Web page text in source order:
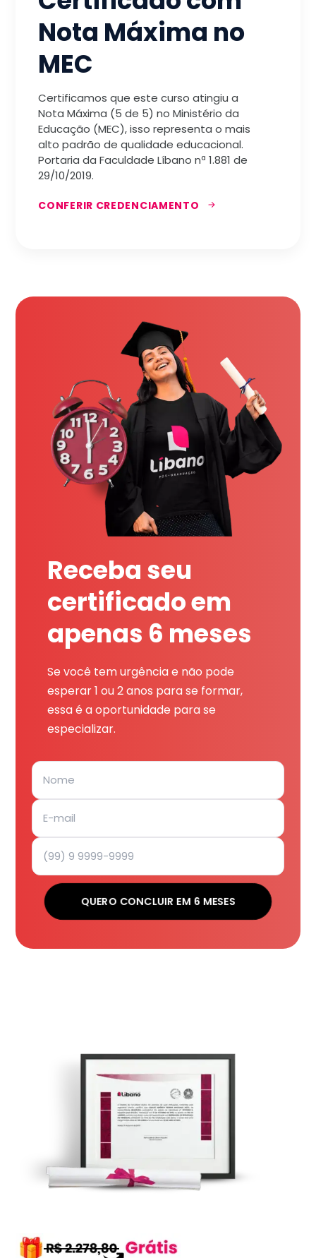
Nota Máxima no
MEC
Certificamos que este curso atingiu a
Nota Máxima (5 de 5) no Ministério da
Educação (MEC), isso representa o mais
alto padrão de qualidade educacional.
Portaria da Faculdade Líbano nª 1.881 de
29/10/2019.
CONFERIR CREDENCIAMENTO
Receba seu
certificado em
apenas 6 meses
Se você tem urgência e não pode
esperar 1 ou 2 anos para se formar,
essa é a oportunidade para se
especializar.
QUERO CONCLUIR EM 6 MESES